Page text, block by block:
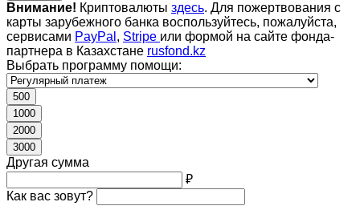
Внимание! Криптовалюты здесь. Для пожертвования с
карты зарубежного банка воспользуйтесь, пожалуйста,
сервисами PayPal , Stripe или формой на сайте фонда-
партнера в Казахстане rusfond.kz
Выбрать программу помощи:
500
1000
2000
3000
Другая сумма
₽
Как вас зовут?